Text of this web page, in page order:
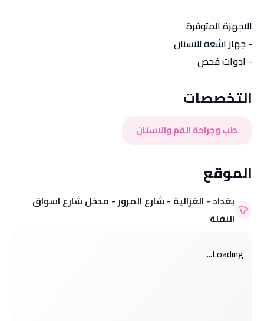
الاجهزة المتوفرة
- جهاز اشعة للاسنان
- ادوات فحص
التخصصات
طب وجراحة الفم والاسنان
الموقع
بغداد - الغزالية - شارع المرور - مدخل شارع اسواق
النفلة
Loading...